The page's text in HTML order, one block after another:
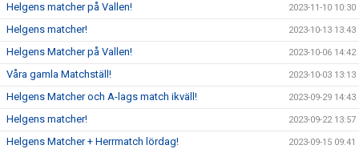
Helgens matcher på Vallen! 2023-11-10 10:30
Helgens matcher! 2023-10-13 13:43
Helgens Matcher på Vallen! 2023-10-06 14:42
Våra gamla Matchställ! 2023-10-03 13:13
Helgens Matcher och A-lags match ikväll! 2023-09-29 14:43
Helgens matcher! 2023-09-22 13:57
Helgens Matcher + Herrmatch lördag! 2023-09-15 09:41